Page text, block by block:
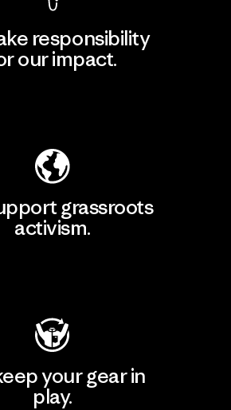
responsibility
our impact.
grassroots
activism.
your gear in
play.